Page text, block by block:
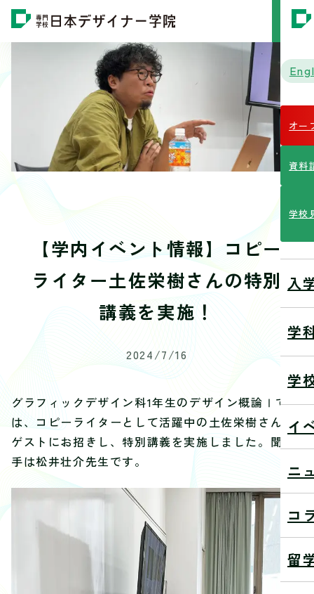
MENU
オー
資料
学校
入
学
学
イ
ニ
コ
留
【学内イベント情報】コピー
ライター土佐栄樹さんの特別
講義を実施！
2024/7/16
グラフィックデザイン科1年生のデザイン概論Ⅰで
は、コピーライターとして活躍中の土佐栄樹さんを
ゲストにお招きし、特別講義を実施しました。聞き
手は松井壮介先生です。